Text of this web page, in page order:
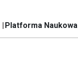
Platforma Naukowa